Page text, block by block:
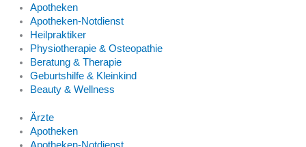
Apotheken
Apotheken-Notdienst
Heilpraktiker
Physiotherapie & Osteopathie
Beratung & Therapie
Geburtshilfe & Kleinkind
Beauty & Wellness
Ärzte
Apotheken